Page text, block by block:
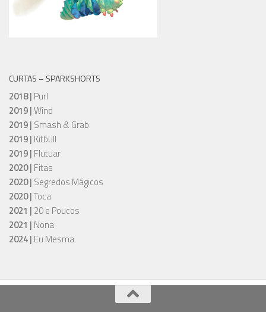
CURTAS – SPARKSHORTS
2018 | Purl
2019 |Wind
2019 | Smash & Grab
2019 | Kitbull
2019 | Flutuar
2020 | Fitas
2020 | Segredos Mágicos
2020 |Toca
2021 | 20 e Poucos
2021 | Nona
2024 | Eu Mesma